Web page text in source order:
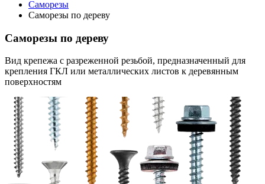
Саморезы
Саморезы по дереву
Саморезы по дереву
Вид крепежа с разреженной резьбой, предназначенный для
крепления ГКЛ или металлических листов к деревянным
поверхностям